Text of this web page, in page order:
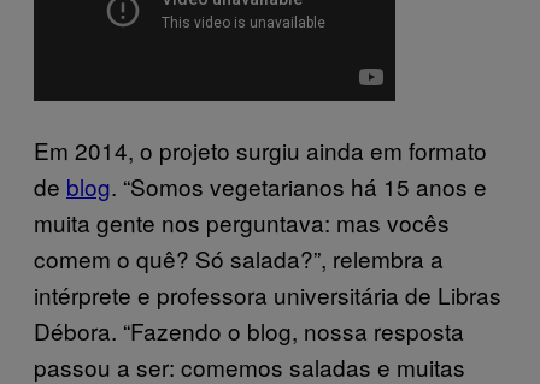
Em 2014, o projeto surgiu ainda em formato
de blog. “Somos vegetarianos há 15 anos e
muita gente nos perguntava: mas vocês
comem o quê? Só salada?”, relembra a
intérprete e professora universitária de Libras
Débora. “Fazendo o blog, nossa resposta
passou a ser: comemos saladas e muitas